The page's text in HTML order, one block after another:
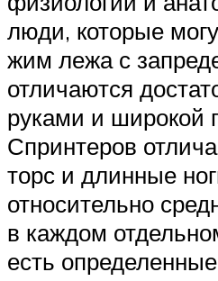
люди, которые
жим лежа с
отличаются
руками и широкой
Спринтеров
торс и длинные
относительно
в каждом
есть